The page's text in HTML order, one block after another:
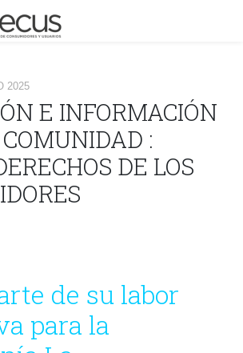
2025
E INFORMACIÓN
:
DE LOS
de su labor
para la